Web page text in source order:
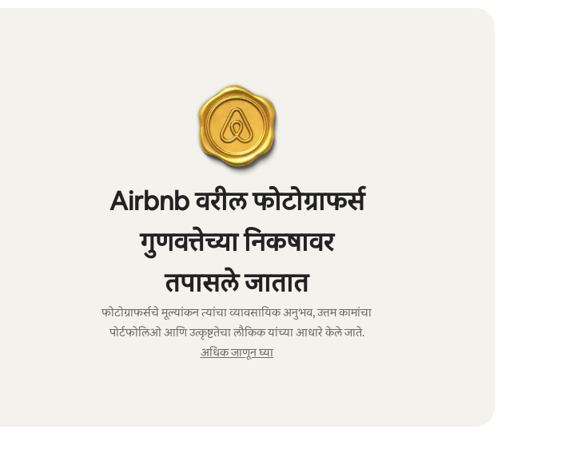
Airbnb वरील फोटोग्राफर्स
गुणवत्तेच्या निकषावर
तपासले जातात
फोटोग्राफर्सचे मूल्यांकन त्यांचा व्यावसायिक अनुभव, उत्तम कामांचा
पोर्टफोलिओ आणि उत्कृष्टतेचा लौकिक यांच्या आधारे केले जाते.
अधिक जाणून घ्या